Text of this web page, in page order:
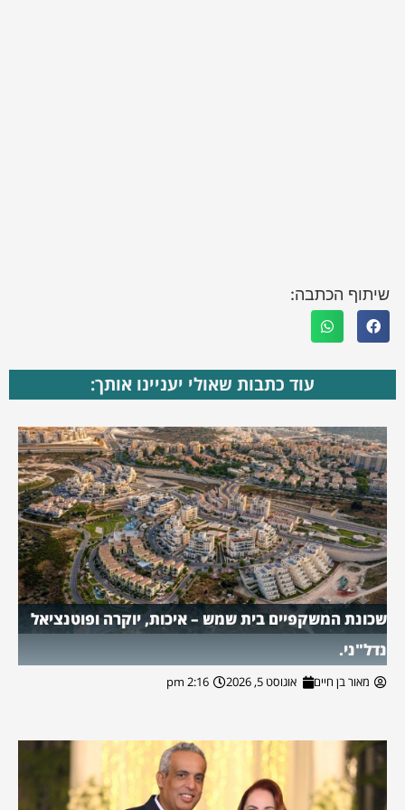
שיתוף הכתבה:
עוד כתבות שאולי יעניינו אותך:
שכונת המשקפיים בית שמש – איכות, יוקרה ופוטנציאל
נדל"ני.
מאור בן חיים אוגוסט 5, 2026 2:16 pm